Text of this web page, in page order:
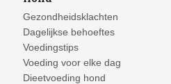
Gezondheidsklachten
Dagelijkse behoeftes
Voedingstips
Voeding voor elke dag
Dieetvoeding hond